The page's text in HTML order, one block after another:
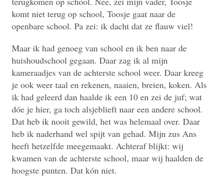
komt niet terug op school, Toosje gaat naar de
openbare school. Pa zei: ik dacht dat ze flauw viel!
Maar ik had genoeg van school en ik ben naar de
huishoudschool gegaan. Daar zag ik al mijn
kameraadjes van de achterste school weer. Daar kreeg
je ook weer taal en rekenen, naaien, breien, koken. Als
ik had geleerd dan haalde ik een 10 en zei de juf; wat
dóe je hier, ga toch alsjeblieft naar een andere school.
Dat heb ik nooit gewild, het was helemaal over. Daar
heb ik naderhand wel spijt van gehad. Mijn zus Ans
heeft hetzelfde meegemaakt. Achteraf blijkt: wij
kwamen van de achterste school, maar wij haalden de
hoogste punten. Dat kón niet.